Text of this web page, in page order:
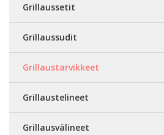
Grillaussetit
Grillaussudit
Grillaustarvikkeet
Grillaustelineet
Grillausvälineet